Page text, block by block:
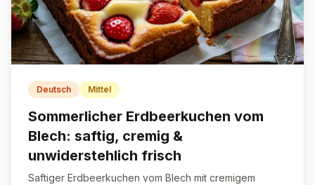
Deutsch Mittel
Sommerlicher Erdbeerkuchen vom
Blech: saftig, cremig &
unwiderstehlich frisch
Saftiger Erdbeerkuchen vom Blech mit cremigem